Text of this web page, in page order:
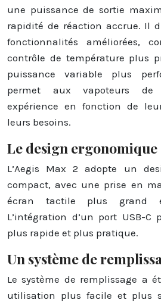
une puissance de sortie
rapidité de réaction accrue. Il
fonctionnalités améliorées,
contrôle de température plus
puissance variable plus
permet aux vapoteurs de
expérience en fonction de
leurs besoins.
Le design ergonomique
L’Aegis Max 2 adopte un
compact, avec une prise en
écran tactile plus grand
L’intégration d’un port USB-C
plus rapide et plus pratique.
Un système de
Le système de remplissage a
utilisation plus facile et plus